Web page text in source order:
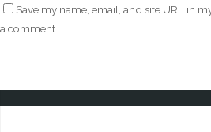
Save my name, email, and site URL in
a comment.